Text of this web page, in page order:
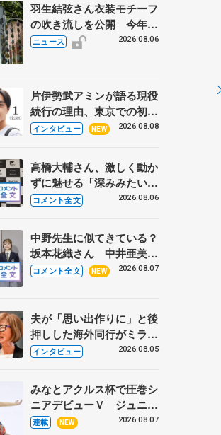
羽生結弦さん衣装モチーフ
の吹き流しを公開 今年は
「春よ、来い」、仙台の瑞
ニュース 2026.08.06
片伊勢武アミンが語る現役
続行の理由、東京での初め
ての一人暮らし 注目スケ
インタビュー NEW 2026.08.08
高橋大輔さん、激しく動か
ずに魅せる「深みみたいな
ものは出てきている？」
ド野村忠宏さんと和気あい
あい
コメント全文 2026.08.06
中野先生に似てきている？
坂本花織さん 中井亜美は
クリケットのサマーキャン
部科学省スポーツ表彰
式】
コメント全文 NEW 2026.08.07
夫が「思い出作りに」と後
押しした海外同行がミラノ
まで… 繁華街のリンクで
に 小林芳子さんが振り返
るスケート人生
インタビュー 2026.08.05
みなとアクルス杯で圧巻シ
ニアデビューＶ ジュニア
で４シーズン無敗の島田麻
連載 NEW 2026.08.07